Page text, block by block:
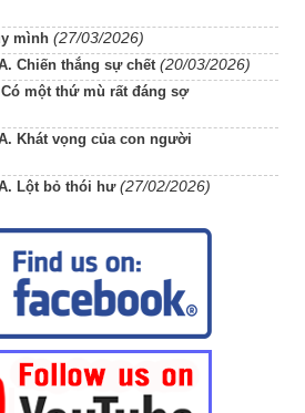
mình (27/03/2026)
Chiến thắng sự chết (20/03/2026)
một thứ mù rất đáng sợ
Khát vọng của con người
Lột bỏ thói hư (27/02/2026)